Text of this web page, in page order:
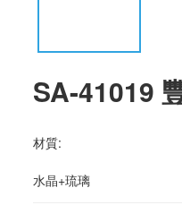
SA-41019
材質:
水晶+琉璃